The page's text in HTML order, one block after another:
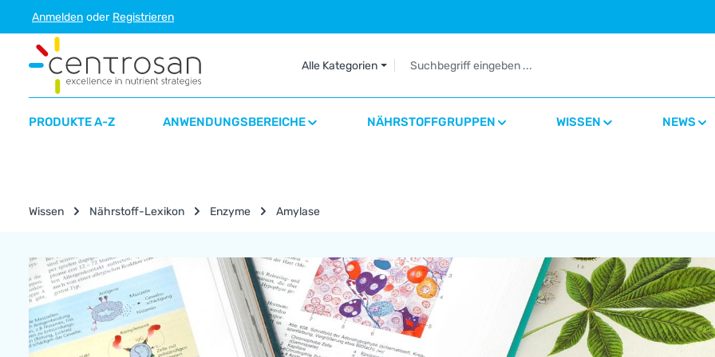
Hauptinhalt springen
Zur Suche springen
Zur Hauptnavigation springen
Anmelden oder Registrieren
Alle Kategorien
PRODUKTE A-Z ANWENDUNGSBEREICHE NÄHRSTOFFGRUPPEN WISSEN NEWS
Wissen Nährstoff-Lexikon Enzyme Amylase
Nährstoff-Lexikon